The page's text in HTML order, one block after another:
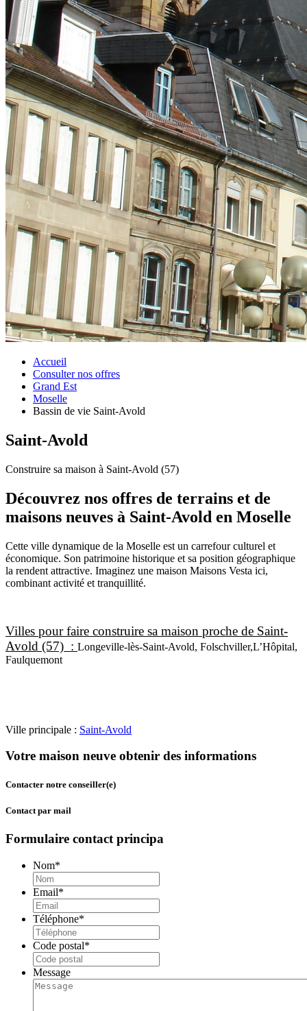
Accueil
Consulter nos offres
Grand Est
Moselle
Bassin de vie Saint-Avold
Saint-Avold
Construire sa maison à Saint-Avold (57)
Découvrez nos offres de terrains et de
maisons neuves à Saint-Avold en Moselle
Cette ville dynamique de la Moselle est un carrefour culturel et
économique. Son patrimoine historique et sa position géographique
la rendent attractive. Imaginez une maison Maisons Vesta ici,
combinant activité et tranquillité.
Villes pour faire construire sa maison proche de Saint-
Avold (57) : Longeville-lès-Saint-Avold, Folschviller,L’Hôpital,
Faulquemont
Ville principale : Saint-Avold
Votre maison neuve obtenir des informations
Contacter notre conseiller(e)
Contact par mail
Formulaire contact principa
Nom*
Email*
Téléphone*
Code postal*
Message